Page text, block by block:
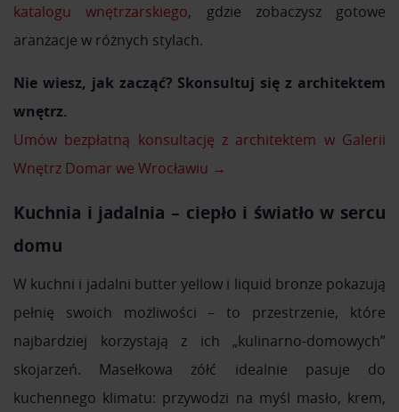
katalogu wnętrzarskiego, gdzie zobaczysz gotowe
aranżacje w różnych stylach.
Nie wiesz, jak zacząć? Skonsultuj się z architektem
wnętrz.
Umów bezpłatną konsultację z architektem w Galerii
Wnętrz Domar we Wrocławiu →
Kuchnia i jadalnia – ciepło i światło w sercu
domu
W kuchni i jadalni butter yellow i liquid bronze pokazują
pełnię swoich możliwości – to przestrzenie, które
najbardziej korzystają z ich „kulinarno-domowych”
skojarzeń. Masełkowa żółć idealnie pasuje do
kuchennego klimatu: przywodzi na myśl masło, krem,